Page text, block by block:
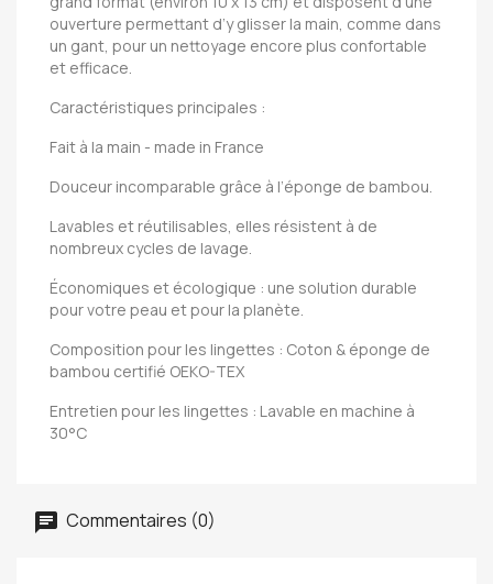
ouverture permettant d’y glisser la main, comme dans
un gant, pour un nettoyage encore plus confortable
et efficace.
Caractéristiques principales :
Fait à la main - made in France
Douceur incomparable grâce à l’éponge de bambou.
Lavables et réutilisables, elles résistent à de
nombreux cycles de lavage.
Économiques et écologique : une solution durable
pour votre peau et pour la planète.
Composition pour les lingettes : Coton & éponge de
bambou certifié OEKO-TEX
Entretien pour les lingettes : Lavable en machine à
30°C
Commentaires (0)